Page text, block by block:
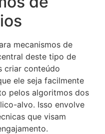
mecanismos de
deste tipo de
criar conteúdo
ele seja facilmente
pelos algoritmos dos
alvo. Isso envolve
que visam